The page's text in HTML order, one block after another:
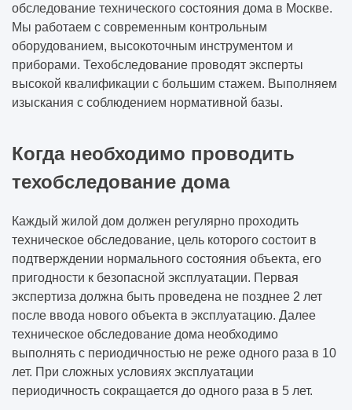
обследование технического состояния дома в Москве.
Мы работаем с современным контрольным
оборудованием, высокоточным инструментом и
приборами. Техобследование проводят эксперты
высокой квалификации с большим стажем. Выполняем
изыскания с соблюдением нормативной базы.
Когда необходимо проводить
техобследование дома
Каждый жилой дом должен регулярно проходить
техническое обследование, цель которого состоит в
подтверждении нормального состояния объекта, его
пригодности к безопасной эксплуатации. Первая
экспертиза должна быть проведена не позднее 2 лет
после ввода нового объекта в эксплуатацию. Далее
техническое обследование дома необходимо
выполнять с периодичностью не реже одного раза в 10
лет. При сложных условиях эксплуатации
периодичность сокращается до одного раза в 5 лет.